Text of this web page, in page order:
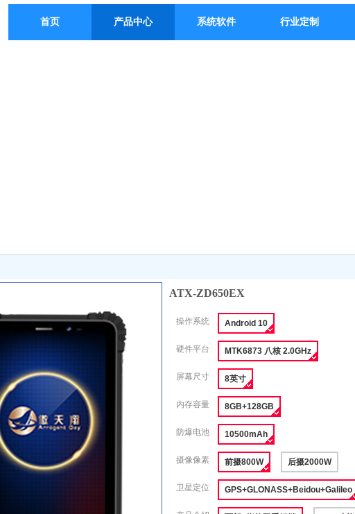
首页 产品中心 系统软件 行业定制
ATX-ZD650EX
操作系统 Android 10
硬件平台 MTK6873 八核 2.0GHz
屏幕尺寸 8英寸
内存容量 8GB+128GB
防爆电池 10500mAh
摄像像素 前摄800W 后摄2000W
卫星定位 GPS+GLONASS+Beidou+Galileo